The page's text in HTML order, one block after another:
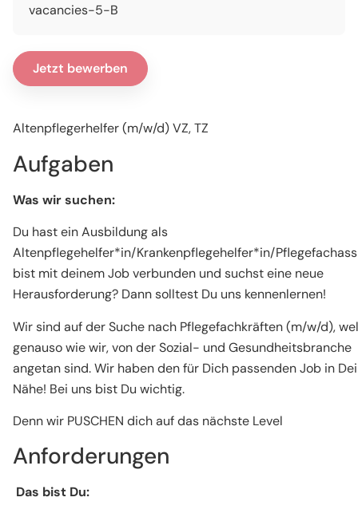
vacancies-5-B
Jetzt bewerben
Altenpflegerhelfer (m/w/d) VZ, TZ
Aufgaben
Was wir suchen:
Du hast ein Ausbildung als
Altenpflegehelfer*in/Krankenpflegehelfer*in/
bist mit deinem Job verbunden und suchst eine neue
Herausforderung? Dann solltest Du uns kennenlernen!
Wir sind auf der Suche nach Pflegefachkräften (m/w/d),
genauso wie wir, von der Sozial- und Gesundheitsbranche
angetan sind. Wir haben den für Dich passenden Job in
Nähe! Bei uns bist Du wichtig.
Denn wir PUSCHEN dich auf das nächste Level
Anforderungen
Das bist Du: